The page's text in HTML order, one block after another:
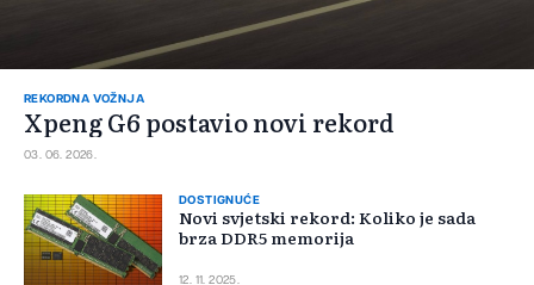
REKORDNA VOŽNJA
Xpeng G6 postavio novi rekord
03. 06. 2026.
DOSTIGNUĆE
Novi svjetski rekord: Koliko je sada
brza DDR5 memorija
12. 11. 2025.